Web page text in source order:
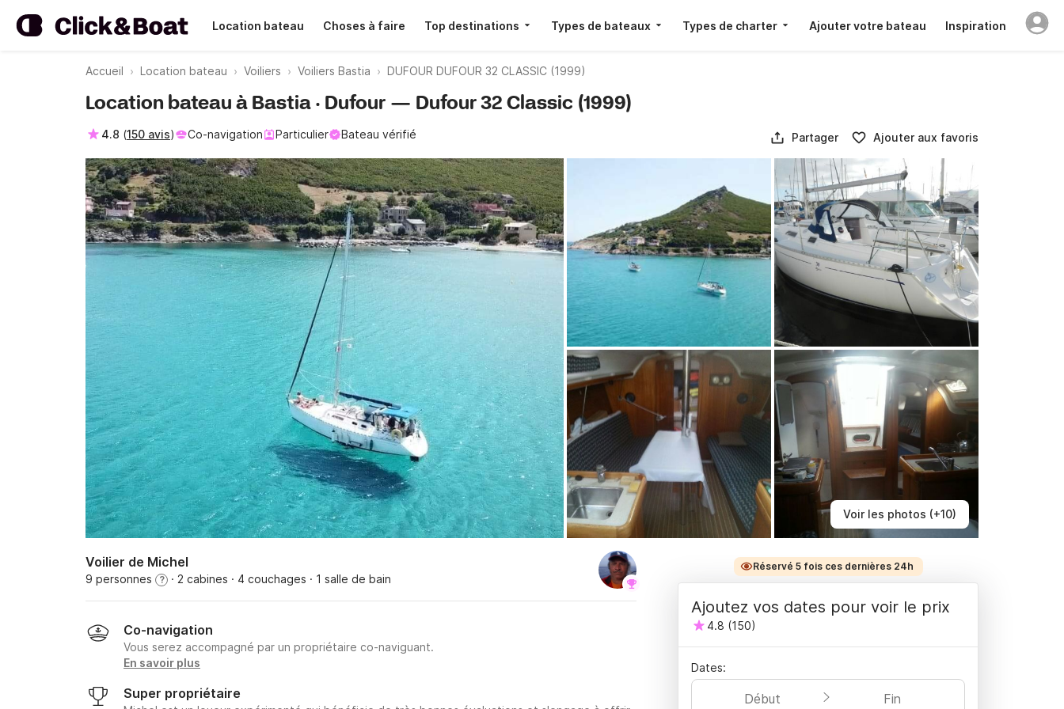
Location bateau Choses à faire Top destinations Types de bateaux Types de charter Ajouter votre bateau Inspiration
Accueil Location bateau Voiliers Voiliers Bastia DUFOUR DUFOUR 32 CLASSIC (1999)
Voir les photos (+10)
Location bateau à Bastia · Dufour — Dufour 32 Classic (1999)
4.8 (150 avis) Co-navigation Particulier Bateau vérifié Partager Ajouter aux favoris
Voilier de Michel
9 personnes ? · 2 cabines · 4 couchages · 1 salle de bain
Co-navigation
Vous serez accompagné par un propriétaire co-naviguant.
En savoir plus
Super propriétaire
Réservé 5 fois ces dernières 24h
Ajoutez vos dates pour voir le prix
4.8 (150)
Dates:
Début Fin